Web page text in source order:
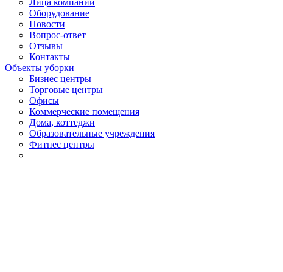
Лица компании
Оборудование
Новости
Вопрос-ответ
Отзывы
Контакты
Объекты уборки
Бизнес центры
Торговые центры
Офисы
Коммерческие помещения
Дома, коттеджи
Образовательные учреждения
Фитнес центры